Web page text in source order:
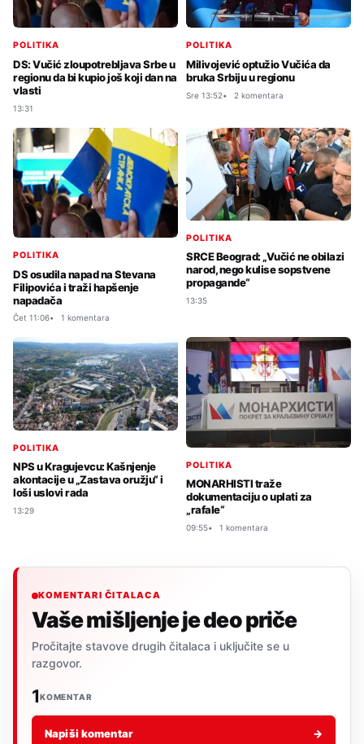
POLITIKA
DS: Vučić zloupotrebljava Srbe u
regionu da bi kupio još koji dan na
vlasti
13:31
POLITIKA
Milivojević optužio Vučića da
bruka Srbiju u regionu
Sre 13:52 2 komentara
POLITIKA
DS osudila napad na Stevana
Filipovića i traži hapšenje
napadača
Čet 11:06 1 komentara
POLITIKA
SRCE Beograd: „Vučić ne obilazi
narod, nego kulise sopstvene
propagande“
13:35
POLITIKA
NPS u Kragujevcu: Kašnjenje
akontacije u „Zastava oružju“ i
loši uslovi rada
13:29
POLITIKA
MONARHISTI traže
dokumentaciju o uplati za
„rafale“
09:55 1 komentara
KOMENTARI ČITALACA
Vaše mišljenje je deo priče
Pročitajte stavove drugih čitalaca i uključite se u
razgovor.
1KOMENTAR
Napiši komentar →